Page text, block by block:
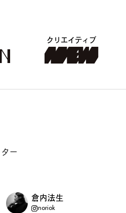
ング
US
はこちら
クリエイティブ
ー
倉内法生
noriok